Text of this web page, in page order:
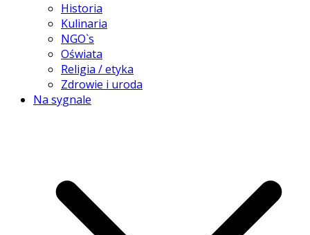
Historia
Kulinaria
NGO`s
Oświata
Religia / etyka
Zdrowie i uroda
Na sygnale